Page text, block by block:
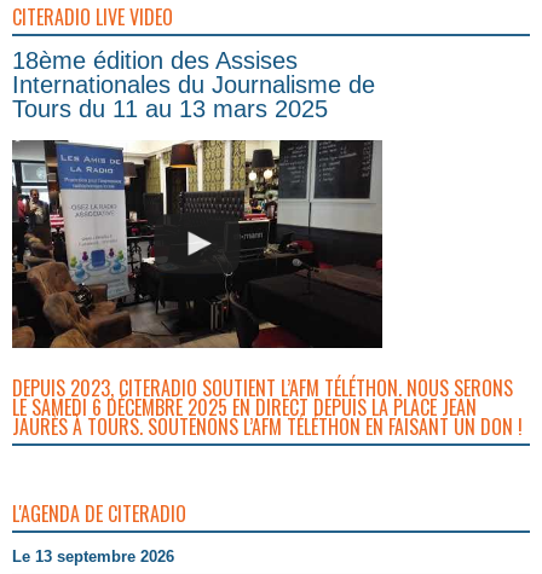
CITERADIO LIVE VIDEO
18ème édition des Assises
Internationales du Journalisme de
Tours du 11 au 13 mars 2025
DEPUIS 2023, CITERADIO SOUTIENT L’AFM TÉLÉTHON. NOUS SERONS
LE SAMEDI 6 DÉCEMBRE 2025 EN DIRECT DEPUIS LA PLACE JEAN
JAURÈS À TOURS. SOUTENONS L’AFM TÉLÉTHON EN FAISANT UN DON !
L'AGENDA DE CITERADIO
Le 13 septembre 2026